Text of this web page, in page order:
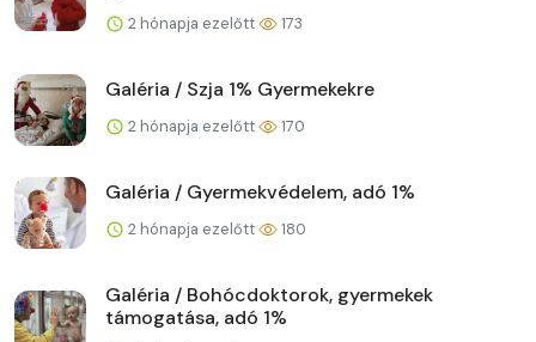
2 hónapja ezelőtt 173
Galéria / Szja 1% Gyermekekre
2 hónapja ezelőtt 170
Galéria / Gyermekvédelem, adó 1%
2 hónapja ezelőtt 180
Galéria / Bohócdoktorok, gyermekek
támogatása, adó 1%